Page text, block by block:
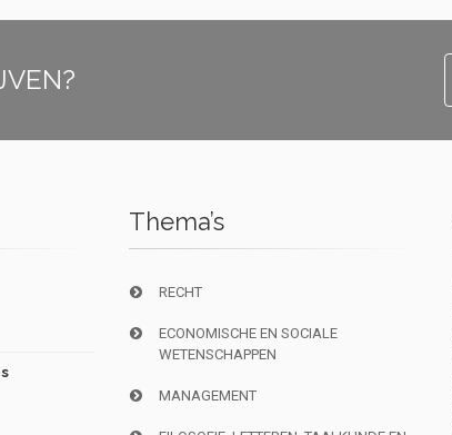
Thema’s
RECHT
ECONOMISCHE EN SOCIALE
WETENSCHAPPEN
MANAGEMENT